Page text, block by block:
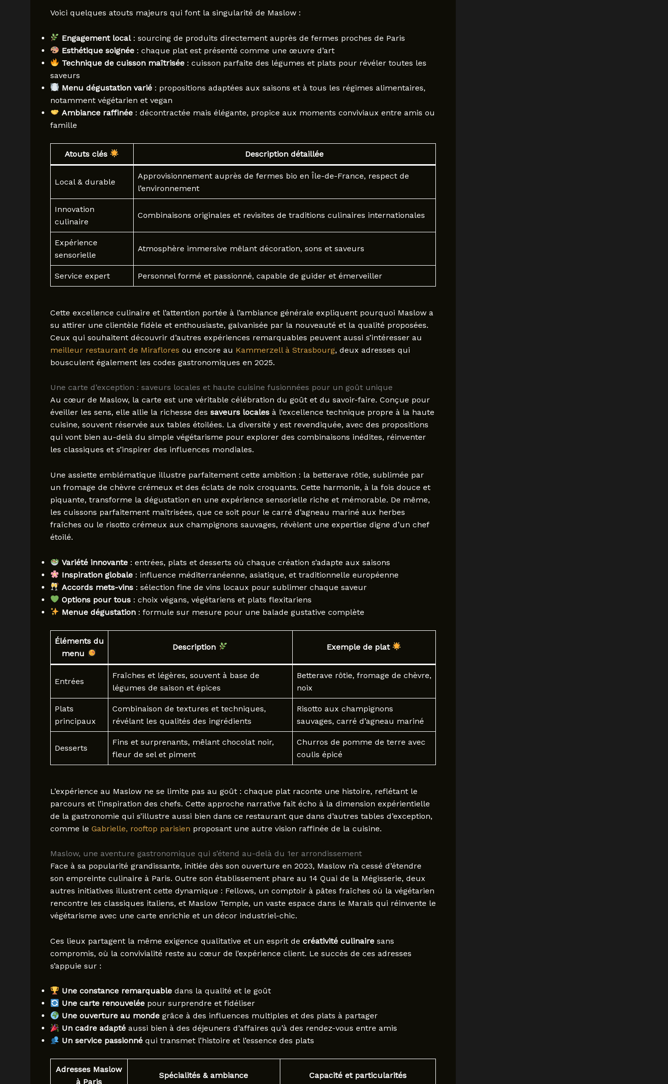
Voici quelques atouts majeurs qui font la singularité de Maslow :
Engagement local: sourcing de produits directement auprès de fermes proches de Paris
Esthétique soignée: chaque plat est présenté comme une œuvre d’art
Technique de cuisson maîtrisée: cuisson parfaite des légumes et plats pour révéler toutes les
saveurs
Menu dégustation varié: propositions adaptées aux saisons et à tous les régimes alimentaires,
notamment végétarien et vegan
Ambiance raffinée: décontractée mais élégante, propice aux moments conviviaux entre amis ou
famille
Atouts clés Description détaillée
Local & durable
Approvisionnement auprès de fermes bio en Île-de-France, respect de
l’environnement
Innovation
culinaire
Combinaisons originales et revisites de traditions culinaires internationales
Expérience
sensorielle
Atmosphère immersive mêlant décoration, sons et saveurs
Service expert Personnel formé et passionné, capable de guider et émerveiller
Cette excellence culinaire et l’attention portée à l’ambiance générale expliquent pourquoi Maslow a
su attirer une clientèle fidèle et enthousiaste, galvanisée par la nouveauté et la qualité proposées.
Ceux qui souhaitent découvrir d’autres expériences remarquables peuvent aussi s’intéresser au
meilleur restaurant de Miraflores ou encore au Kammerzell à Strasbourg, deux adresses qui
bousculent également les codes gastronomiques en 2025.
Une carte d’exception : saveurs locales et haute cuisine fusionnées pour un goût unique
Au cœur de Maslow, la carte est une véritable célébration du goût et du savoir-faire. Conçue pour
éveiller les sens, elle allie la richesse des saveurs localesà l’excellence technique propre à la haute
cuisine, souvent réservée aux tables étoilées. La diversité y est revendiquée, avec des propositions
qui vont bien au-delà du simple végétarisme pour explorer des combinaisons inédites, réinventer
les classiques et s’inspirer des influences mondiales.
Une assiette emblématique illustre parfaitement cette ambition : la betterave rôtie, sublimée par
un fromage de chèvre crémeux et des éclats de noix croquants. Cette harmonie, à la fois douce et
piquante, transforme la dégustation en une expérience sensorielle riche et mémorable. De même,
les cuissons parfaitement maîtrisées, que ce soit pour le carré d’agneau mariné aux herbes
fraîches ou le risotto crémeux aux champignons sauvages, révèlent une expertise digne d’un chef
étoilé.
Variété innovante: entrées, plats et desserts où chaque création s’adapte aux saisons
Inspiration globale: influence méditerranéenne, asiatique, et traditionnelle européenne
Accords mets-vins: sélection fine de vins locaux pour sublimer chaque saveur
Options pour tous: choix végans, végétariens et plats flexitariens
Menue dégustation: formule sur mesure pour une balade gustative complète
Éléments du
menu
Description Exemple de plat
Entrées
Fraîches et légères, souvent à base de
légumes de saison et épices
Betterave rôtie, fromage de chèvre,
noix
Plats
principaux
Combinaison de textures et techniques,
révélant les qualités des ingrédients
Risotto aux champignons
sauvages, carré d’agneau mariné
Desserts
Fins et surprenants, mêlant chocolat noir,
fleur de sel et piment
Churros de pomme de terre avec
coulis épicé
L’expérience au Maslow ne se limite pas au goût : chaque plat raconte une histoire, reflétant le
parcours et l’inspiration des chefs. Cette approche narrative fait écho à la dimension expérientielle
de la gastronomie qui s’illustre aussi bien dans ce restaurant que dans d’autres tables d’exception,
comme le Gabrielle, rooftop parisien proposant une autre vision raffinée de la cuisine.
Maslow, une aventure gastronomique qui s’étend au-delà du 1er arrondissement
Face à sa popularité grandissante, initiée dès son ouverture en 2023, Maslow n’a cessé d’étendre
son empreinte culinaire à Paris. Outre son établissement phare au 14 Quai de la Mégisserie, deux
autres initiatives illustrent cette dynamique : Fellows, un comptoir à pâtes fraîches où la végétarien
rencontre les classiques italiens, et Maslow Temple, un vaste espace dans le Marais qui réinvente le
végétarisme avec une carte enrichie et un décor industriel-chic.
Ces lieux partagent la même exigence qualitative et un esprit de créativité culinairesans
compromis, où la convivialité reste au cœur de l’expérience client. Le succès de ces adresses
s’appuie sur :
Une constance remarquabledans la qualité et le goût
Une carte renouveléepour surprendre et fidéliser
Une ouverture au mondegrâce à des influences multiples et des plats à partager
Un cadre adaptéaussi bien à des déjeuners d’affaires qu’à des rendez-vous entre amis
Un service passionnéqui transmet l’histoire et l’essence des plats
Adresses Maslow
à Paris
Spécialités & ambiance Capacité et particularités